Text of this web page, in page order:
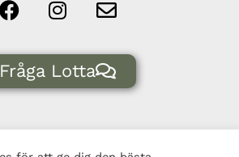
Fråga Lotta